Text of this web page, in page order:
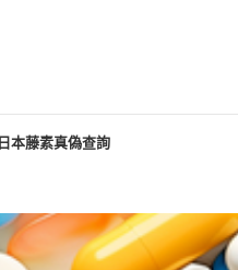
日本藤素真偽查詢